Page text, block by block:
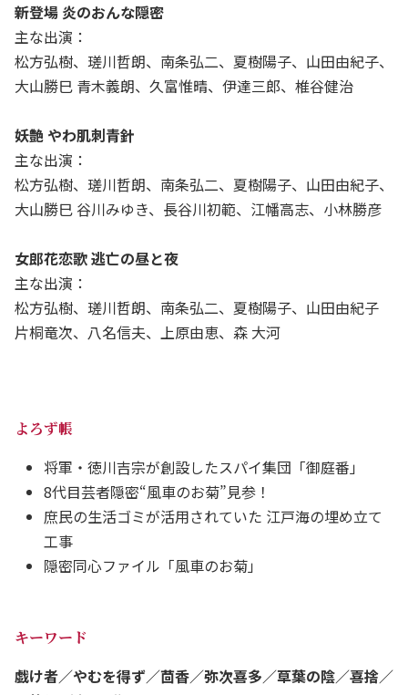
新登場 炎のおんな隠密
主な出演：
松方弘樹、瑳川哲朗、南条弘二、夏樹陽子、山田由紀子、
大山勝巳 青木義朗、久富惟晴、伊達三郎、椎谷健治
妖艶 やわ肌刺青針
主な出演：
松方弘樹、瑳川哲朗、南条弘二、夏樹陽子、山田由紀子、
大山勝巳 谷川みゆき、長谷川初範、江幡高志、小林勝彦
女郎花恋歌 逃亡の昼と夜
主な出演：
松方弘樹、瑳川哲朗、南条弘二、夏樹陽子、山田由紀子
片桐竜次、八名信夫、上原由恵、森 大河
よろず帳
将軍・徳川吉宗が創設したスパイ集団「御庭番」
8代目芸者隠密“風車のお菊”見参！
庶民の生活ゴミが活用されていた 江戸海の埋め立て
工事
隠密同心ファイル「風車のお菊」
キーワード
戯け者／やむを得ず／茴香／弥次喜多／草葉の陰／喜捨／